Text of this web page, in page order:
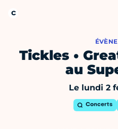
Tickles •
au
Le lundi 2
Concerts